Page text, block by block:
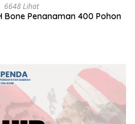
6648 Lihat
Bone Penanaman 400 Pohon